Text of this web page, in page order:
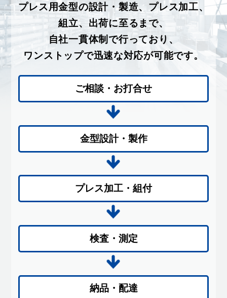
プレス用金型の設計・製造、プレス加工、
組立、出荷に至るまで、
自社一貫体制で行っており、
ワンストップで迅速な対応が可能です。
ご相談・お打合せ
金型設計・製作
プレス加工・組付
検査・測定
納品・配達